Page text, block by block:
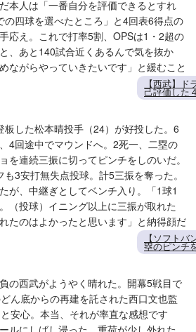
本人は「一番自分を評価できるとすれ
の四球を選べたところ」と4回表6得点の
応え。これで打率5割、OPSは1・2超の
、あと140試合近くあるんで気を抜か
ながらやっていきたいです」と緩むこと
【西武】
己評価した
した松本晴投手（24）が好投した。6
4回途中でマウンドへ。2死一、二塁の
を連続三振に切ってピンチをしのいだ。
3安打無失点投球。計5三振を奪った。
が、中継ぎとしてベンチ入り。「1球1
（投球）イニング以上に三振が取れた
たのはよかったと思います」と納得顔だ
【ソフト
塁のピンチ
の西武がようやく晴れた。開幕5戦目で
ん底からの再建を託された西口文也監
安心。本当、それが率直な感想です